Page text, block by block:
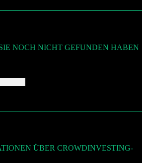
NOCH NICHT GEFUNDEN HABEN
ÜBER CROWDINVESTING-